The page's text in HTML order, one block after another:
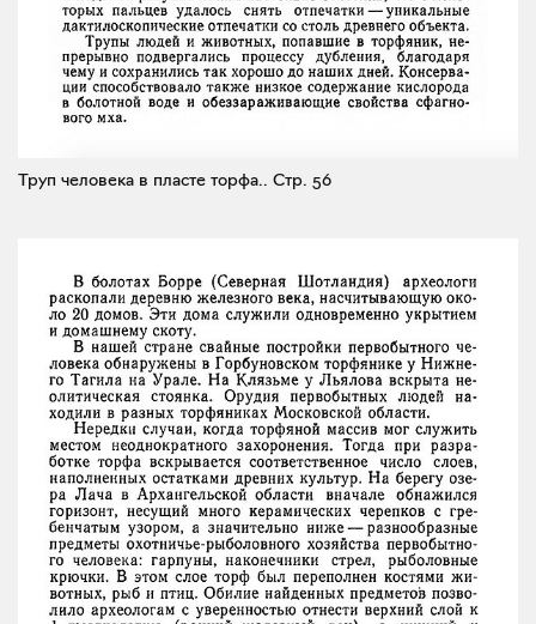
Труп человека в пласте торфа.. Стр. 56